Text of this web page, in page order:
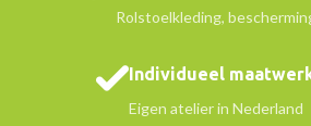
Rolstoelkleding,
Individueel
Eigen atelier in Nederland